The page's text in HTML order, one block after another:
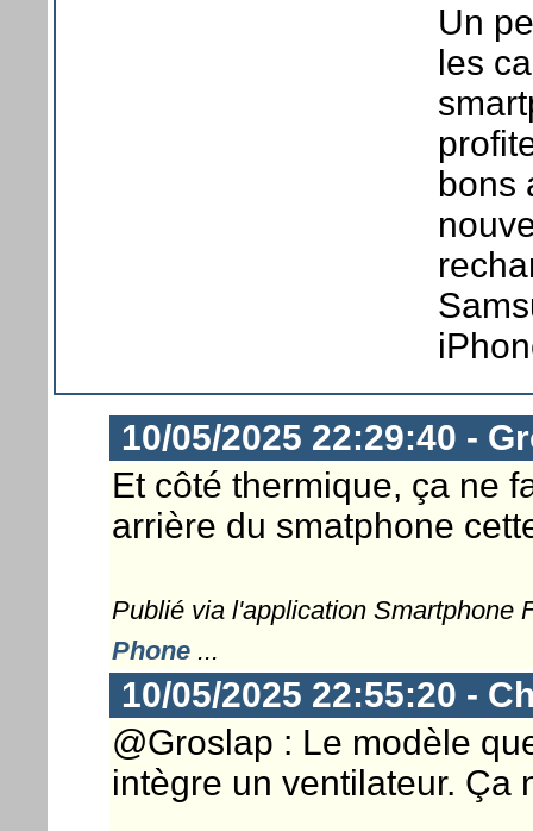
Un
les
bons
10/05/2025 22:29:40 -
Et côté thermique, ça ne
arrière du smatphone
Publié via l'application Smartphone
Phone...
10/05/2025 22:55:20 -
@Groslap : Le modèle
intègre un ventilateur. Ça